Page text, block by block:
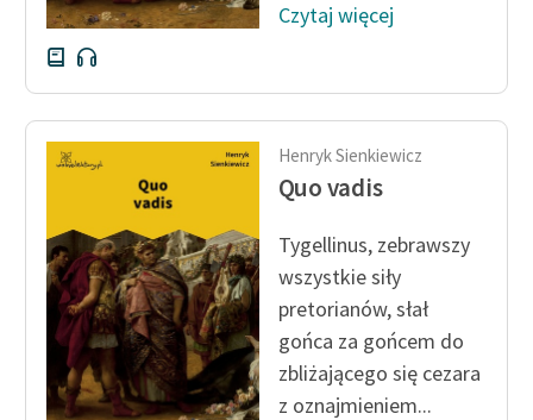
Czytaj więcej
Henryk Sienkiewicz
Quo vadis
Tygellinus, zebrawszy
wszystkie siły
pretorianów, słał
gońca za gońcem do
zbliżającego się cezara
z oznajmieniem...